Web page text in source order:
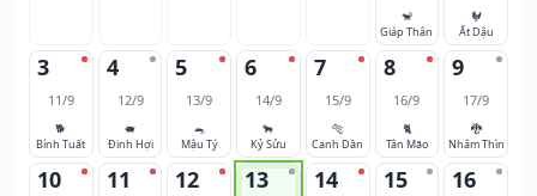
🐒
Giáp Thân
🐓
Ất Dậu
3
11/9
🐕
Bính Tuất
4
12/9
🐖
Đinh Hợi
5
13/9
🐀
Mậu Tý
6
14/9
🐂
Kỷ Sửu
7
15/9
🐅
Canh Dần
8
16/9
🐈
Tân Mão
9
17/9
🐉
Nhâm Thìn
10 11 12 13 14 15 16